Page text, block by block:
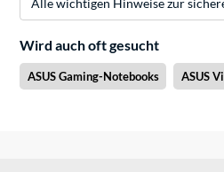
Alle wichtigen Hinweise zur
Wird auch oft gesucht
ASUS Gaming-Notebooks ASUS